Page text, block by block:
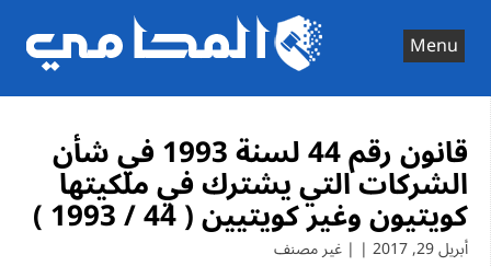
content
Menu
قانون رقم 44 لسنة 1993 في شأن
الشركات التي يشترك في ملكيتها
كويتيون وغير كويتيين ( 44 / 1993 )
أبريل 29, 2017 | | غير مصنف